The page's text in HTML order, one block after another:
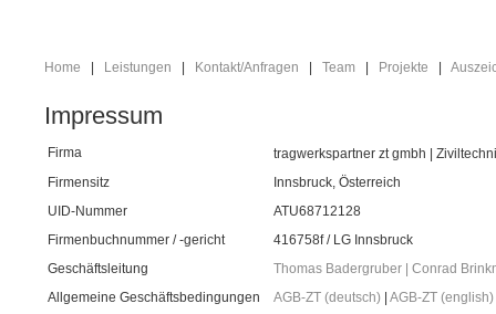
Home Leistungen Kontakt/Anfragen Team Projekte
Impressum
Firma
tragwerkspartner zt gmbh |
Firmensitz
Innsbruck, Österreich
UID-Nummer
ATU68712128
Firmenbuchnummer / -gericht
416758f / LG Innsbruck
Geschäftsleitung
Thomas Badergruber | Conrad
Allgemeine Geschäftsbedingungen
AGB-ZT (deutsch) AGB-ZT (english)